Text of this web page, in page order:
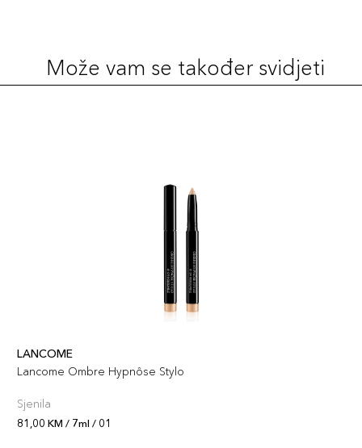
Može vam se također svidjeti
LANCOME
Lancome Ombre Hypnôse Stylo
Sjenila
81,00 KM / 7ml / 01